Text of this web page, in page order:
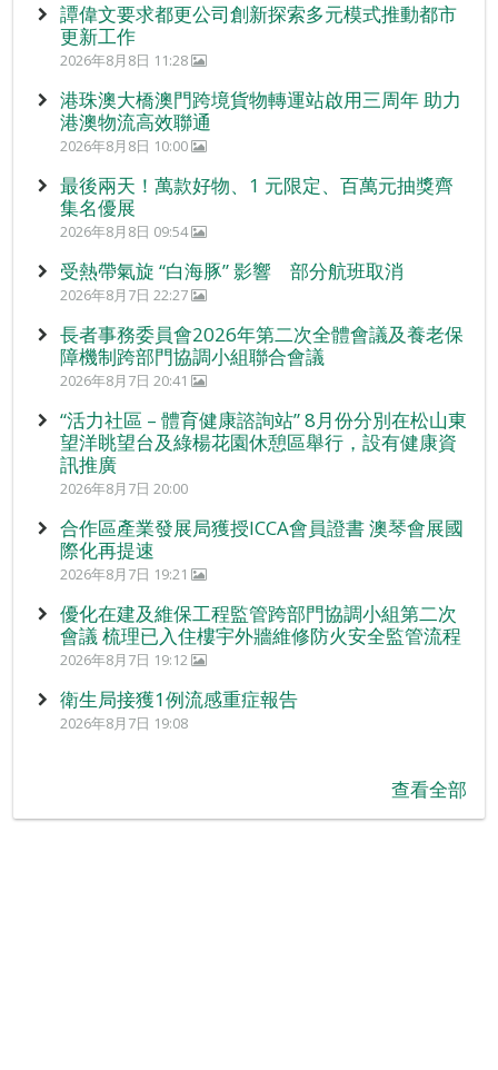
譚偉文要求都更公司創新探索多元模式推動都市
更新工作
2026年8月8日 11:28
港珠澳大橋澳門跨境貨物轉運站啟用三周年 助力
港澳物流高效聯通
2026年8月8日 10:00
最後兩天！萬款好物、1 元限定、百萬元抽獎齊
集名優展
2026年8月8日 09:54
受熱帶氣旋 “白海豚” 影響 部分航班取消
2026年8月7日 22:27
長者事務委員會2026年第二次全體會議及養老保
障機制跨部門協調小組聯合會議
2026年8月7日 20:41
“活力社區 – 體育健康諮詢站” 8月份分別在松山東
望洋眺望台及綠楊花園休憩區舉行，設有健康資
訊推廣
2026年8月7日 20:00
合作區產業發展局獲授ICCA會員證書 澳琴會展國
際化再提速
2026年8月7日 19:21
優化在建及維保工程監管跨部門協調小組第二次
會議 梳理已入住樓宇外牆維修防火安全監管流程
2026年8月7日 19:12
衛生局接獲1例流感重症報告
2026年8月7日 19:08
查看全部